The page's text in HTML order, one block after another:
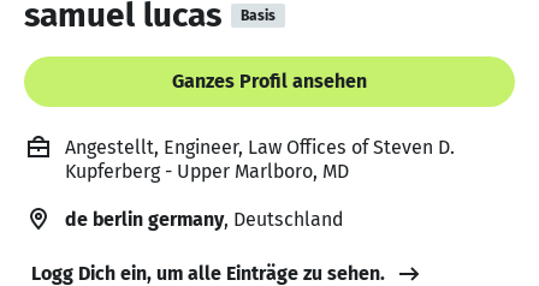
samuel lucas Basis
Ganzes Profil ansehen
Angestellt, Engineer, Law Offices of Steven D.
Kupferberg - Upper Marlboro, MD
de berlin germany, Deutschland
Logg Dich ein, um alle Einträge zu sehen.